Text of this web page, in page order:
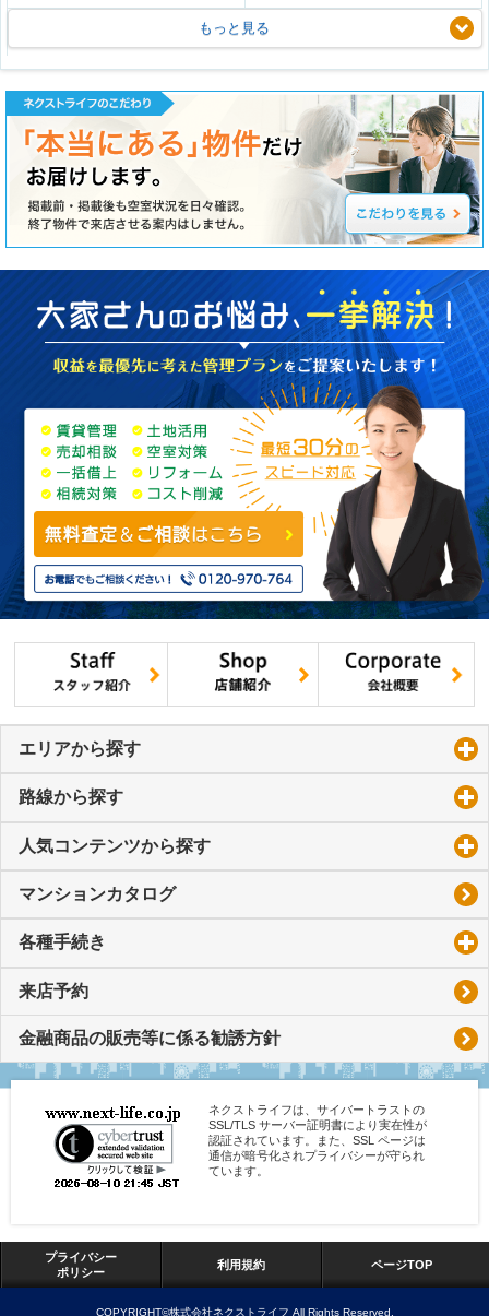
もっと見る
エリアから探す
路線から探す
人気コンテンツから探す
マンションカタログ
各種手続き
来店予約
金融商品の販売等に係る勧誘方針
ネクストライフは、サイバートラストの
SSL/TLS サーバー証明書により実在性が
認証されています。また、SSL ページは
通信が暗号化されプライバシーが守られ
ています。
プライバシー
ポリシー
利用規約 ページTOP
COPYRIGHT©株式会社ネクストライフ All Rights Reserved.